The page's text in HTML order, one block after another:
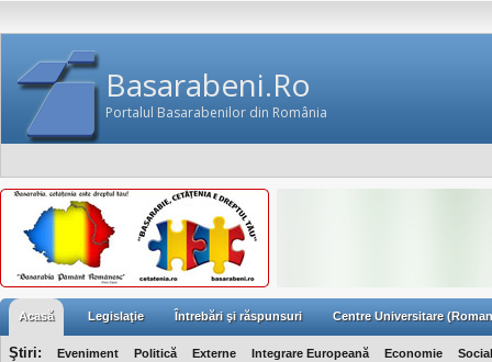
Basarabeni.Ro
Portalul Basarabenilor din România
Acasă Legislaţie Întrebări şi răspunsuri Centre Universitare
Ştiri: Eveniment Politică Externe Integrare Europeană Economie Social